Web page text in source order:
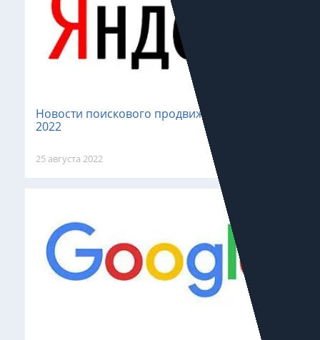
Новости поискового продвижения: август
2022
25 августа 2022